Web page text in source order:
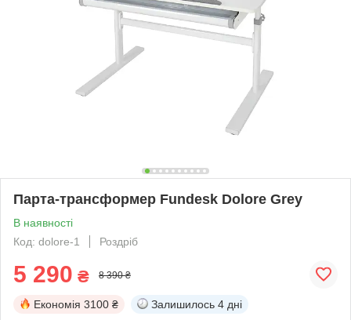
Парта-трансформер Fundesk Dolore Grey
В наявності
Код: dolore-1
Роздріб
5 290 ₴ 8 390 ₴
Економія 3100 ₴ Залишилось 4 дні